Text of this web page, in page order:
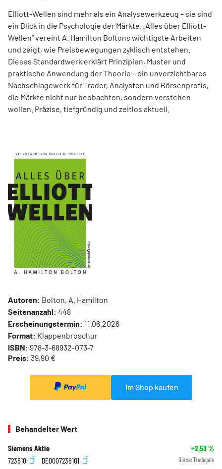
Elliott-Wellen sind mehr als ein Analysewerkzeug – sie sind
ein Blick in die Psychologie der Märkte. „Alles über Elliott-
Wellen“ vereint A. Hamilton Boltons wichtigste Arbeiten
und zeigt, wie Preisbewegungen zyklisch entstehen.
Dieses Standardwerk erklärt Prinzipien, Muster und
praktische Anwendung der Theorie – ein unverzichtbares
Nachschlagewerk für Trader, Analysten und Börsenprofis,
die Märkte nicht nur beobachten, sondern verstehen
wollen. Präzise, tiefgründig und zeitlos aktuell.
Autoren: Bolton, A. Hamilton
Seitenanzahl: 448
Erscheinungstermin: 11.06.2026
Format: Klappenbroschur
ISBN: 978-3-68932-073-7
Preis: 39,90 €
Im Shop kaufen
Behandelter Wert
Siemens Aktie +2,53%
723610
DE0007236101 Börse: Tradegate